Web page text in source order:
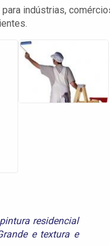
indústrias,
pintura residencial
e textura e